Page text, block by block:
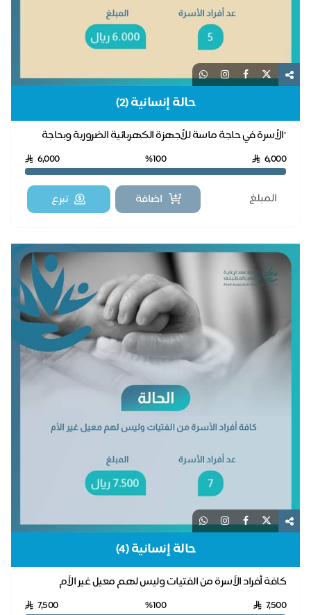
حالة إنسانية (2)
"الأسرة في حاجة ماسة للأجهزة الكهربائية الضرورية وبحاجة
لكفالة الأبناء الـ4 "
6,000
%100
6,000
اضافة تبرع
حالة إنسانية (4)
كافة أفراد الأسرة من الفتيات وليس لهم معيل غير الأم
7,500
%100
7,500